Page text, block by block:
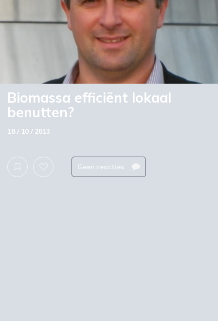
Biomassa efficiënt lokaal
benutten?
18 / 10 / 2013
Geen reacties